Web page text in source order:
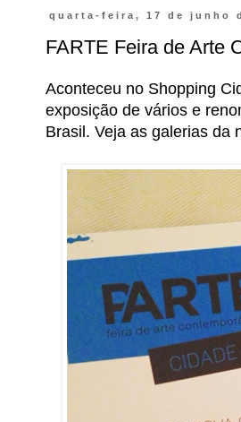
quarta-feira, 17 de junho
FARTE Feira de Arte
Aconteceu no Shopping
exposição de vários e
Brasil. Veja as galerias da